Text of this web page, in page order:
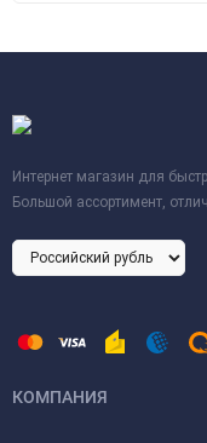
Интернет магазин для
Большой ассортимент,
КОМПАНИЯ